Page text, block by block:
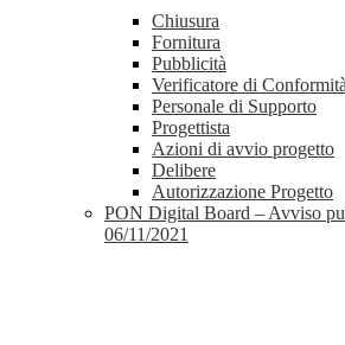
Chiusura
Fornitura
Pubblicità
Verificatore di Conformità
Personale di Supporto
Progettista
Azioni di avvio progetto
Delibere
Autorizzazione Progetto
PON Digital Board – Avviso
06/11/2021